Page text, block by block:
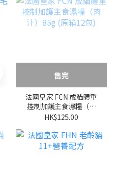
售完
法國皇家 FCN 成貓體重
控制加護主食濕糧（肉
汁）85g (原箱12包)
HK$125.00